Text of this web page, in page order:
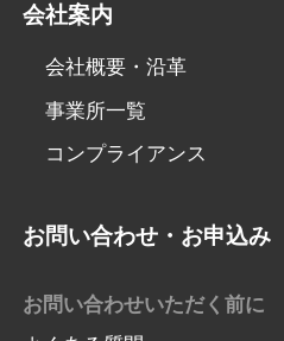
会社案内
会社概要・沿革
事業所一覧
コンプライアンス
お問い合わせ・お申込み
お問い合わせいただく前に